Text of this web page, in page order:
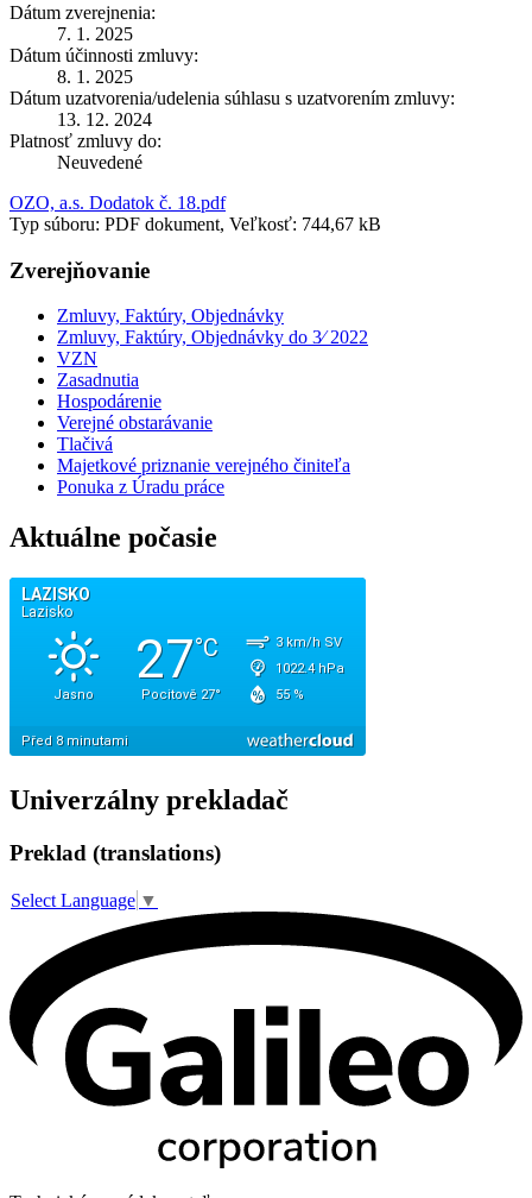
Dátum zverejnenia:
7. 1. 2025
Dátum účinnosti zmluvy:
8. 1. 2025
Dátum uzatvorenia/udelenia súhlasu s uzatvorením zmluvy:
13. 12. 2024
Platnosť zmluvy do:
Neuvedené
OZO, a.s. Dodatok č. 18.pdf
Typ súboru: PDF dokument, Veľkosť: 744,67 kB
Zverejňovanie
Zmluvy, Faktúry, Objednávky
Zmluvy, Faktúry, Objednávky do 3⁄ 2022
VZN
Zasadnutia
Hospodárenie
Verejné obstarávanie
Tlačivá
Majetkové priznanie verejného činiteľa
Ponuka z Úradu práce
Aktuálne počasie
Univerzálny prekladač
Preklad (translations)
Select Language ▼